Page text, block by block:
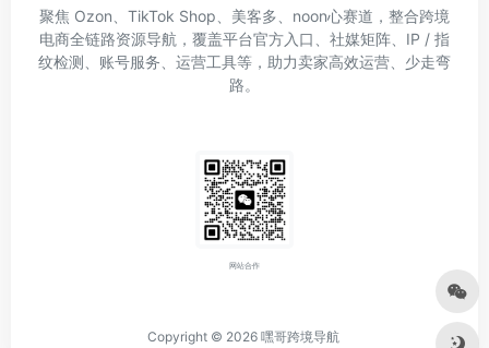
聚焦 Ozon、TikTok Shop、美客多、noon心赛道，整合跨境
电商全链路资源导航，覆盖平台官方入口、社媒矩阵、IP / 指
纹检测、账号服务、运营工具等，助力卖家高效运营、少走弯
路。
网站合作
Copyright © 2026 嘿哥跨境导航